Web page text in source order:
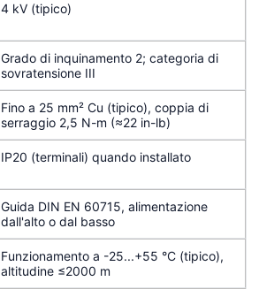
4 kV (tipico)
Grado di inquinamento 2; categoria di
sovratensione III
Fino a 25 mm² Cu (tipico), coppia di
serraggio 2,5 N-m (≈22 in-lb)
IP20 (terminali) quando installato
Guida DIN EN 60715, alimentazione
dall'alto o dal basso
Funzionamento a -25...+55 °C (tipico),
altitudine ≤2000 m